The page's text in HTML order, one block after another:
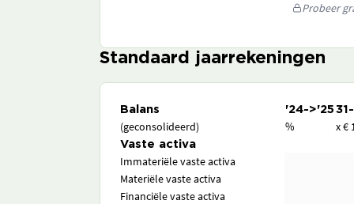
Probeer
Standaard jaarrekeningen
Balans '24->'25
(geconsolideerd) % x €
Vaste activa
Immateriële vaste activa
Materiële vaste activa
Financiële vaste activa